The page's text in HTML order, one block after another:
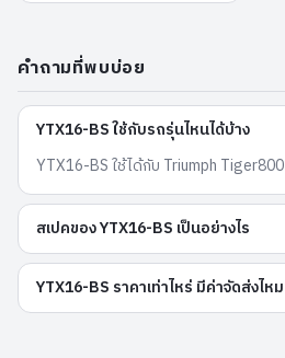
คำถามที่พบบ่อย
YTX16-BS ใช้กับรถรุ่นไหนได้บ้าง
YTX16-BS ใช้ได้กับ Triumph Tiger800
สเปคของ YTX16-BS เป็นอย่างไร
YTX16-BS ราคาเท่าไหร่ มีค่าจัดส่งไหม